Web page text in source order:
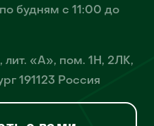
будням с 11:00 до
лит. «А», пом. 1Н, 2ЛК,
191123 Россия